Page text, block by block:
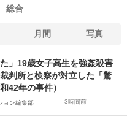
総合
月間 写真
た」19歳女子高生を強姦殺害
判所と検察が対立した「驚
42年の事件）
ョン編集部 3時間前